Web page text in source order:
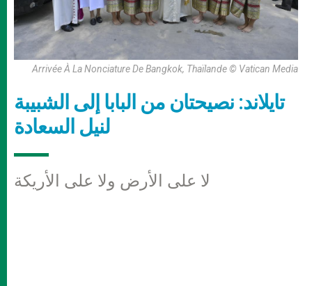
Arrivée À La Nonciature De Bangkok, Thaïlande © Vatican Media
تايلاند: نصيحتان من البابا إلى الشبيبة
لنيل السعادة
لا على الأرض ولا على الأريكة